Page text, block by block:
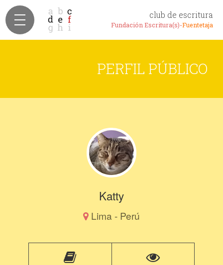
club de escritura
Fundación Escritura(s)-Fuentetaja
PERFIL PÚBLICO
Katty
Lima - Perú